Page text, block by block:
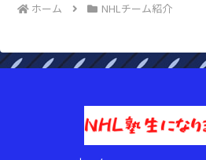
ホーム NHLチーム紹介